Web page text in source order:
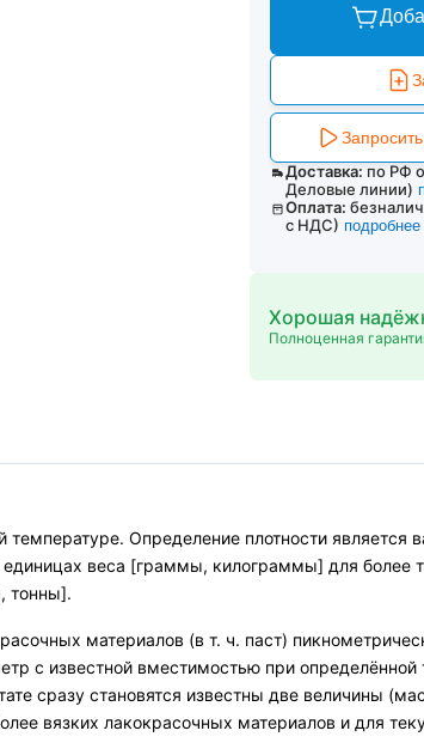
Доставка: по РФ
Деловые линии)
Оплата:
с НДС) подробнее
Хорошая
Полноценная
Определение плотности
веса [граммы, килограммы] для более
тонны].
материалов (в т. ч. паст)
с известной вместимостью при определённой
сразу становятся известны две величины
вязких лакокрасочных материалов и для